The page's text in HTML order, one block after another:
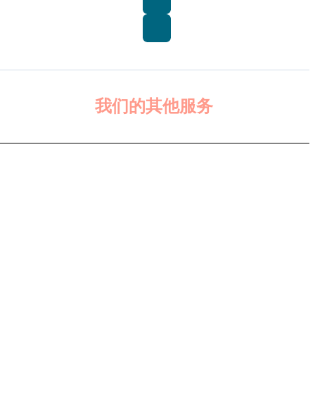
我们的其他服务